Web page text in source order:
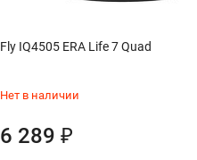
Fly IQ4505 ERA Life 7 Quad
Нет в наличии
6 289₽